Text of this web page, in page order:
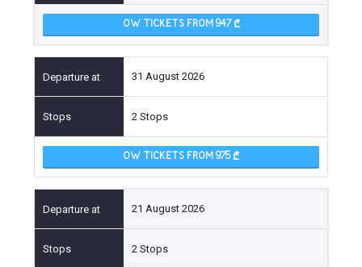
OW TICKETS FROM 947
31 August 2026
2 Stops
OW TICKETS FROM 975
21 August 2026
2 Stops